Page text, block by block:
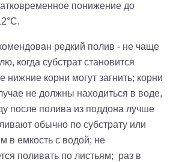
понижение до
редкий полив - не чаще
когда субстрат становится
нижние корни могут загнить; корни
не должны находиться в воде,
после полива из поддона лучше
обычно по субстрату или
в емкость с водой; не
поливать по листьям; раз в